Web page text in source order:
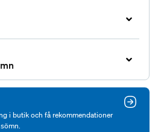
i butik och få rekommendationer